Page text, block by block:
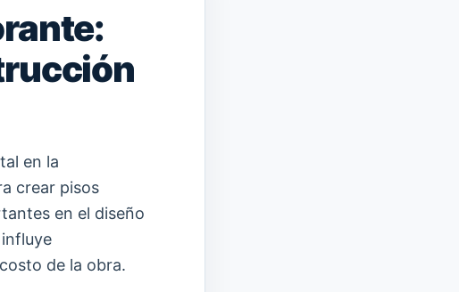
en la
crear pisos
en el diseño
de la obra.